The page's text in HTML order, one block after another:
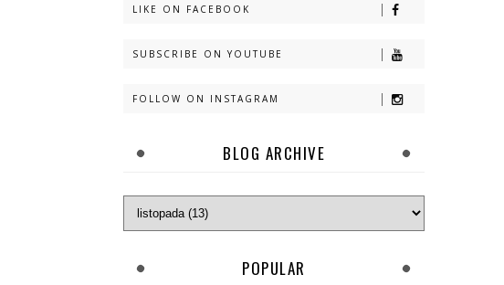
LIKE ON FACEBOOK
SUBSCRIBE ON YOUTUBE
FOLLOW ON INSTAGRAM
BLOG ARCHIVE
POPULAR